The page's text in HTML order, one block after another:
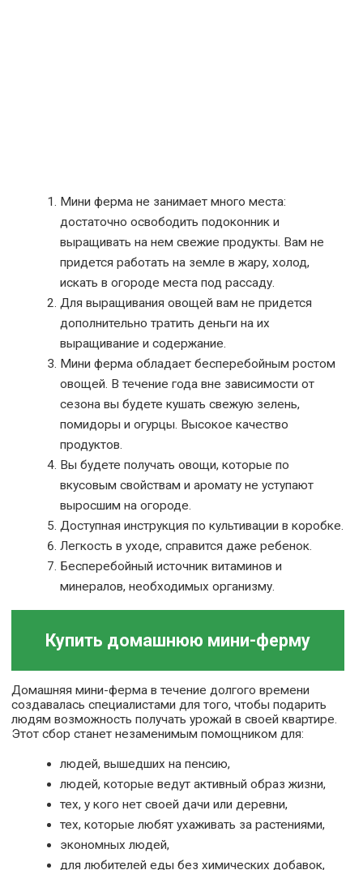
Мини ферма не занимает много места:
достаточно освободить подоконник и
выращивать на нем свежие продукты. Вам не
придется работать на земле в жару, холод,
искать в огороде места под рассаду.
Для выращивания овощей вам не придется
дополнительно тратить деньги на их
выращивание и содержание.
Мини ферма обладает бесперебойным ростом
овощей. В течение года вне зависимости от
сезона вы будете кушать свежую зелень,
помидоры и огурцы. Высокое качество
продуктов.
Вы будете получать овощи, которые по
вкусовым свойствам и аромату не уступают
выросшим на огороде.
Доступная инструкция по культивации в коробке.
Легкость в уходе, справится даже ребенок.
Бесперебойный источник витаминов и
минералов, необходимых организму.
Купить домашнюю мини-ферму
Домашняя мини-ферма в течение долгого времени
создавалась специалистами для того, чтобы подарить
людям возможность получать урожай в своей квартире.
Этот сбор станет незаменимым помощником для:
людей, вышедших на пенсию,
людей, которые ведут активный образ жизни,
тех, у кого нет своей дачи или деревни,
тех, которые любят ухаживать за растениями,
экономных людей,
для любителей еды без химических добавок,